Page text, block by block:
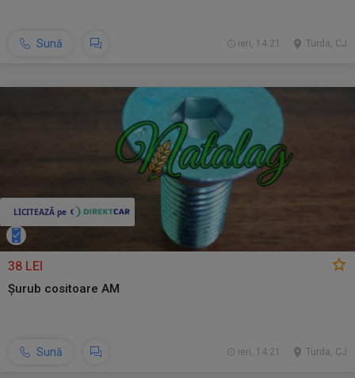
Sună Turda, CJ
ieri, 14:21
38 LEI
Șurub cositoare AM
Sună Turda, CJ
ieri, 14:21